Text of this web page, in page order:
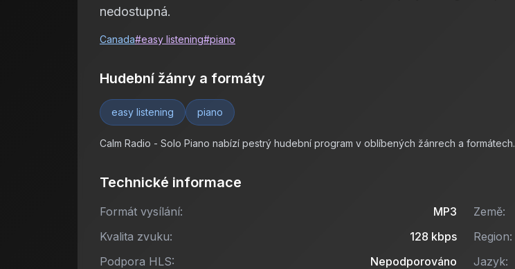
nedostupná.
Canada#easy listening#piano
Hudební žánry a formáty
easy listening piano
Calm Radio - Solo Piano nabízí pestrý hudební program v oblíbených žánrech a formátech.
Technické informace
Formát vysílání:
MP3
Kvalita zvuku:
128 kbps
Podpora HLS:
Nepodporováno
Země:
Region:
Jazyk: